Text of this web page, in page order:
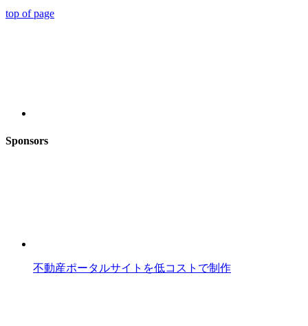
top of page
Sponsors
不動産ポータルサイトを低コストで制作